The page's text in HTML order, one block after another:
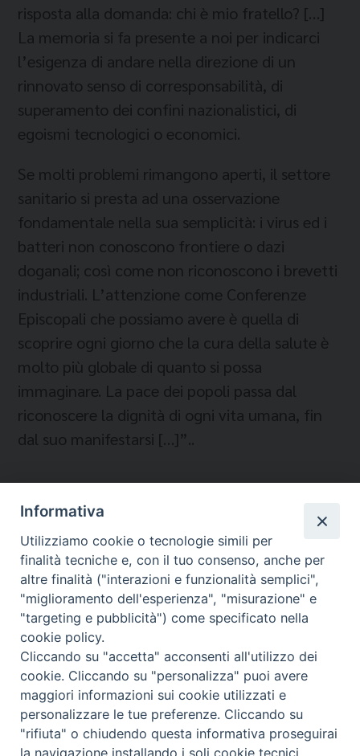
risposta alla domanda: chi è mio fratello? […]
La memoria si fa presente a noi per indicarci
l’esigenza di andare nella direzione di un
rinnovato senso di corresponsabilità, di
superamento dei confini nazionalistici, di
egoismi tecnologici o economici.
Se molti problemi rimangono aperti, il settore
sanitario si presta ad una osservazione
fondamentale nella sua semplicità: i virus ed i
batteri non conoscono frontiere o dazi
doganali; così come non riconoscono i brevetti
industriali. L’attenzione come Conferenze
Episcopali che possiamo avere è quella di
scoprire ogni giorno che la cura della salute è
molto più globale di quanto si possa
immaginare. La pace dei popoli passa dal
riconoscere la dignità di ogni vita umana, fin
dal suo manifestarsi […]”..
Temi:
CEI
SANITÀ
Migrantes Online
Fondazione Migrantes
© 2026 WebSeed
Informativa
Utilizziamo cookie o tecnologie simili per
finalità tecniche e, con il tuo consenso, anche per
altre finalità ("interazioni e funzionalità semplici",
"miglioramento dell'esperienza", "misurazione" e
"targeting e pubblicità") come specificato nella
cookie policy.
Cliccando su "accetta" acconsenti all'utilizzo dei
cookie. Cliccando su "personalizza" puoi avere
maggiori informazioni sui cookie utilizzati e
personalizzare le tue preferenze. Cliccando su
"rifiuta" o chiudendo questa informativa proseguirai